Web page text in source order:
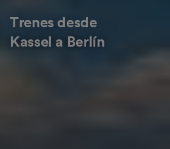
Trenes desde
Kassel a Berlín